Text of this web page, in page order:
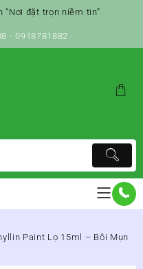
đặt trọn niềm tin”
- 0918781882
Paint Lọ 15ml – Bôi Mụn